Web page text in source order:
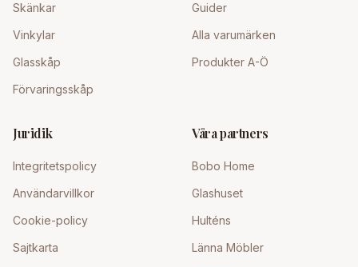
Skänkar
Vinkylar
Glasskåp
Förvaringsskåp
Guider
Alla varumärken
Produkter A-Ö
Juridik
Integritetspolicy
Användarvillkor
Cookie-policy
Sajtkarta
Våra partners
Bobo Home
Glashuset
Hulténs
Länna Möbler